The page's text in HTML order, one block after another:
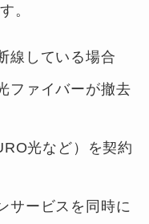
。
線している場合
ファイバーが撤去
光など）を契約
サービスを同時に